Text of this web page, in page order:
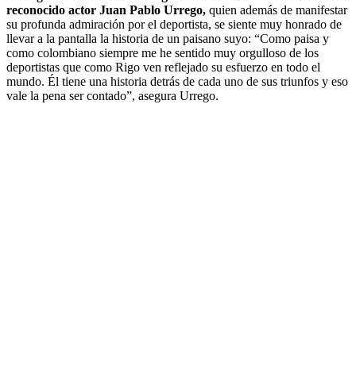
reconocido actor Juan Pablo Urrego, quien además de manifestar
su profunda admiración por el deportista, se siente muy honrado de
llevar a la pantalla la historia de un paisano suyo: “Como paisa y
como colombiano siempre me he sentido muy orgulloso de los
deportistas que como Rigo ven reflejado su esfuerzo en todo el
mundo. Él tiene una historia detrás de cada uno de sus triunfos y eso
vale la pena ser contado”, asegura Urrego.